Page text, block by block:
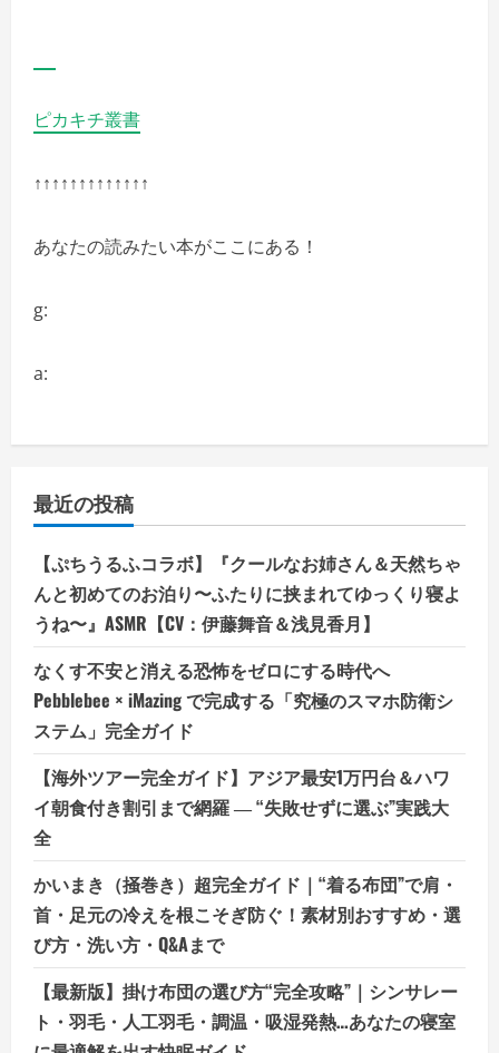
ピカキチ叢書
↑↑↑↑↑↑↑↑↑↑↑↑↑
あなたの読みたい本がここにある！
g:
a:
最近の投稿
【ぷちうるふコラボ】『クールなお姉さん＆天然ちゃ
んと初めてのお泊り〜ふたりに挟まれてゆっくり寝よ
うね〜』ASMR【CV：伊藤舞音＆浅見香月】
なくす不安と消える恐怖をゼロにする時代へ
Pebblebee × iMazing で完成する「究極のスマホ防衛シ
ステム」完全ガイド
【海外ツアー完全ガイド】アジア最安1万円台＆ハワ
イ朝食付き割引まで網羅 ― “失敗せずに選ぶ”実践大
全
かいまき（掻巻き）超完全ガイド｜“着る布団”で肩・
首・足元の冷えを根こそぎ防ぐ！素材別おすすめ・選
び方・洗い方・Q&Aまで
【最新版】掛け布団の選び方“完全攻略”｜シンサレー
ト・羽毛・人工羽毛・調温・吸湿発熱…あなたの寝室